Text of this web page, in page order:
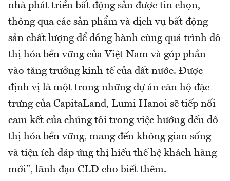
nhà phát triển bất động sản được tin chọn,
thông qua các sản phẩm và dịch vụ bất động
sản chất lượng để đồng hành cùng quá trình đô
thị hóa bền vững của Việt Nam và góp phần
vào tăng trưởng kinh tế của đất nước. Được
định vị là một trong những dự án căn hộ đặc
trưng của CapitaLand, Lumi Hanoi sẽ tiếp nối
cam kết của chúng tôi trong việc hướng đến đô
thị hóa bền vững, mang đến không gian sống
và tiện ích đáp ứng thị hiếu thế hệ khách hàng
mới", lãnh đạo CLD cho biết thêm.